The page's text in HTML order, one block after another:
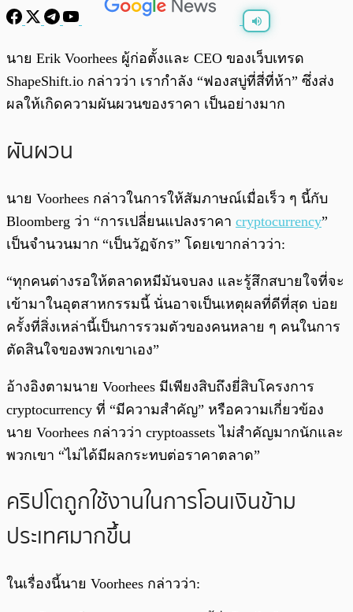
นาย Erik Voorhees ผู้ก่อตั้งและ CEO ของเว็บเทรด
ShapeShift.io กล่าวว่า เรากำลัง “ฟองสบู่ที่สี่ที่ห้า” ซึ่งส่ง
ผลให้เกิดความผันผวนของราคา เป็นอย่างมาก
ผันผวน
นาย Voorhees กล่าวในการให้สัมภาษณ์เมื่อเร็ว ๆ นี้กับ
Bloomberg ว่า “การเปลี่ยนแปลงราคา cryptocurrency”
เป็นจำนวนมาก “เป็นวัฏจักร” โดยเขากล่าวว่า:
“ทุกคนต่างรอให้ตลาดหมีมันจบลง และรู้สึกสบายใจที่จะ
เข้ามาในอุตสาหกรรมนี้ นั่นอาจเป็นเหตุผลที่ดีที่สุด บ่อย
ครั้งที่สิ่งเหล่านี้เป็นการรวมตัวของคนหลาย ๆ คนในการ
ตัดสินใจของพวกเขาเอง”
อ้างอิงตามนาย Voorhees มีเพียงสิบถึงยี่สิบโครงการ
cryptocurrency ที่ “มีความสำคัญ” หรือความเกี่ยวข้อง
นาย Voorhees กล่าวว่า cryptoassets ไม่สำคัญมากนักและ
พวกเขา “ไม่ได้มีผลกระทบต่อราคาตลาด”
คริปโตถูกใช้งานในการโอนเงินข้าม
ประเทศมากขึ้น
ในเรื่องนี้นาย Voorhees กล่าวว่า: